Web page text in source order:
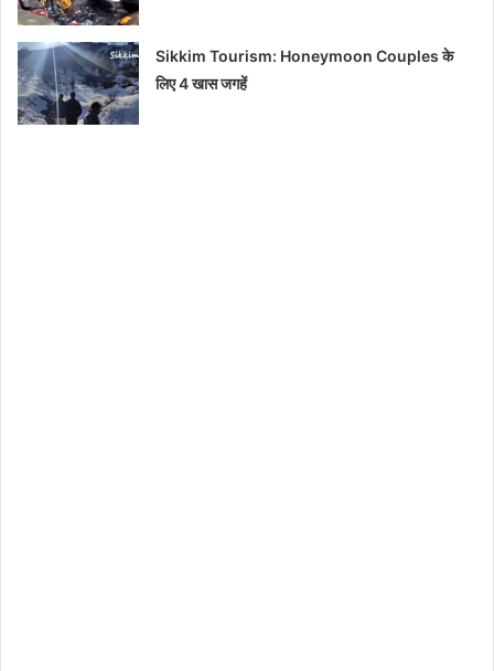
Sikkim Tourism: Honeymoon Couples के
लिए 4 खास जगहें